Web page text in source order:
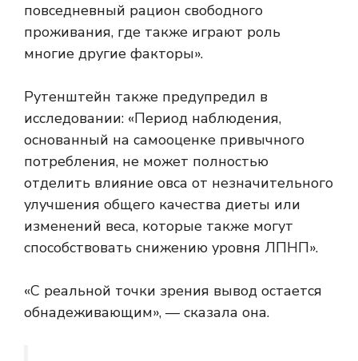
повседневный рацион свободного
проживания, где также играют роль
многие другие факторы».
Рутенштейн также предупредил в
исследовании: «Период наблюдения,
основанный на самооценке привычного
потребления, не может полностью
отделить влияние овса от незначительного
улучшения общего качества диеты или
изменений веса, которые также могут
способствовать снижению уровня ЛПНП».
«С реальной точки зрения вывод остается
обнадеживающим», — сказала она.